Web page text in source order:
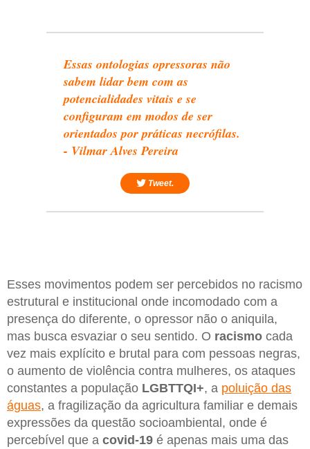
Essas ontologias opressoras não
sabem lidar bem com as
potencialidades vitais e se
configuram em modos de ser
orientados por práticas necrófilas.
- Vilmar Alves Pereira
Tweet.
Esses movimentos podem ser percebidos no racismo
estrutural e institucional onde incomodado com a
presença do diferente, o opressor não o aniquila,
mas busca esvaziar o seu sentido. O racismo cada
vez mais explícito e brutal para com pessoas negras,
o aumento de violência contra mulheres, os ataques
constantes a população LGBTTQI+, a poluição das
águas, a fragilização da agricultura familiar e demais
expressões da questão socioambiental, onde é
percebível que a covid-19 é apenas mais uma das